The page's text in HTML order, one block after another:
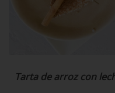
Tarta de arroz con